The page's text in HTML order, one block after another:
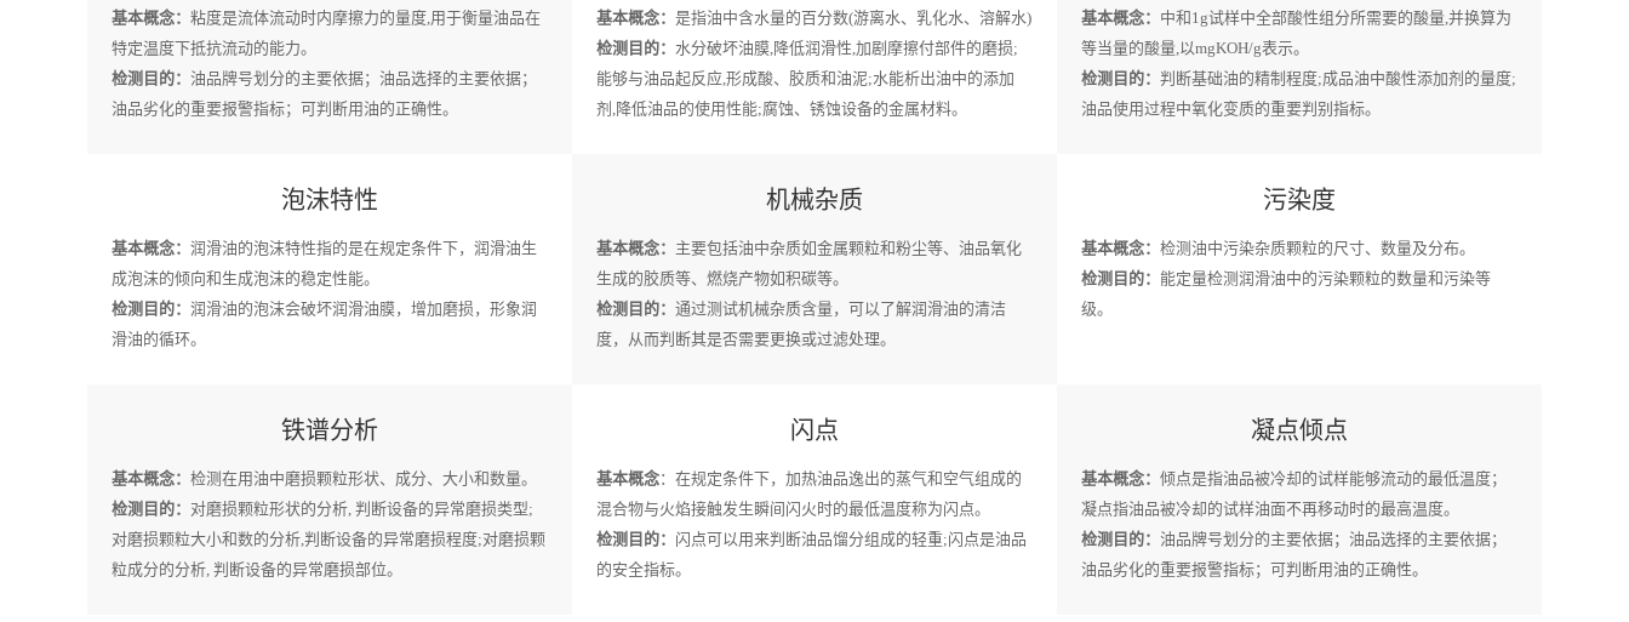
基本概念： 粘度是流体流动时内摩擦力的量度,用于衡量油品在
特定温度下抵抗流动的能力。
检测目的： 油品牌号划分的主要依据；油品选择的主要依据；
油品劣化的重要报警指标；可判断用油的正确性。
基本概念： 是指油中含水量的百分数(游离水、乳化水、溶解水)
检测目的： 水分破坏油膜,降低润滑性,加剧摩擦付部件的磨损;
能够与油品起反应,形成酸、胶质和油泥;水能析出油中的添加
剂,降低油品的使用性能;腐蚀、锈蚀设备的金属材料。
基本概念： 中和1g试样中全部酸性组分所需要的酸量,并换算为
等当量的酸量,以mgKOH/g表示。
检测目的： 判断基础油的精制程度;成品油中酸性添加剂的量度;
油品使用过程中氧化变质的重要判别指标。
泡沫特性
基本概念： 润滑油的泡沫特性指的是在规定条件下，润滑油生
成泡沫的倾向和生成泡沫的稳定性能。
检测目的： 润滑油的泡沫会破坏润滑油膜，增加磨损，形象润
滑油的循环。
机械杂质
基本概念： 主要包括油中杂质如金属颗粒和粉尘等、油品氧化
生成的胶质等、燃烧产物如积碳等。
检测目的： 通过测试机械杂质含量，可以了解润滑油的清洁
度，从而判断其是否需要更换或过滤处理。
污染度
基本概念： 检测油中污染杂质颗粒的尺寸、数量及分布。
检测目的： 能定量检测润滑油中的污染颗粒的数量和污染等
级。
铁谱分析
基本概念： 检测在用油中磨损颗粒形状、成分、大小和数量。
检测目的： 对磨损颗粒形状的分析, 判断设备的异常磨损类型;
对磨损颗粒大小和数的分析,判断设备的异常磨损程度;对磨损颗
粒成分的分析, 判断设备的异常磨损部位。
闪点
基本概念：在规定条件下，加热油品逸出的蒸气和空气组成的
混合物与火焰接触发生瞬间闪火时的最低温度称为闪点。
检测目的： 闪点可以用来判断油品馏分组成的轻重;闪点是油品
的安全指标。
凝点倾点
基本概念： 倾点是指油品被冷却的试样能够流动的最低温度；
凝点指油品被冷却的试样油面不再移动时的最高温度。
检测目的： 油品牌号划分的主要依据；油品选择的主要依据；
油品劣化的重要报警指标；可判断用油的正确性。